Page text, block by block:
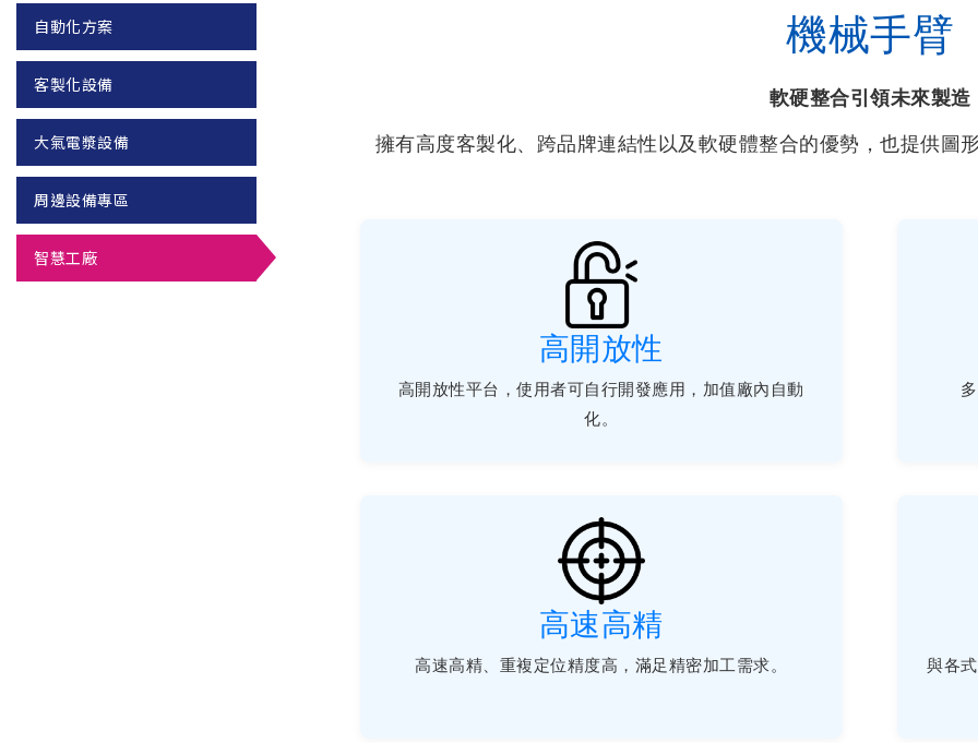
自動化方案
客製化設備
大氣電漿設備
周邊設備專區
智慧工廠
機械手臂
軟硬整合引領未來製造
擁有高度客製化、跨品牌連結性以及軟硬體整合的優勢，也提供圖
高開放性
高開放性平台，使用者可自行開發應用，加值廠內自動
化。
高速高精
高速高精、重複定位精度高，滿足精密加工需求。
與各